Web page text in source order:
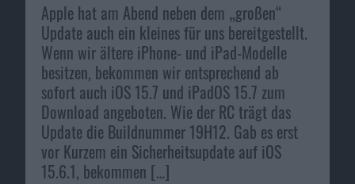
Apple hat am Abend neben dem „großen“
Update auch ein kleines für uns bereitgestellt.
Wenn wir ältere iPhone- und iPad-Modelle
besitzen, bekommen wir entsprechend ab
sofort auch iOS 15.7 und iPadOS 15.7 zum
Download angeboten. Wie der RC trägt das
Update die Buildnummer 19H12. Gab es erst
vor Kurzem ein Sicherheitsupdate auf iOS
15.6.1, bekommen […]